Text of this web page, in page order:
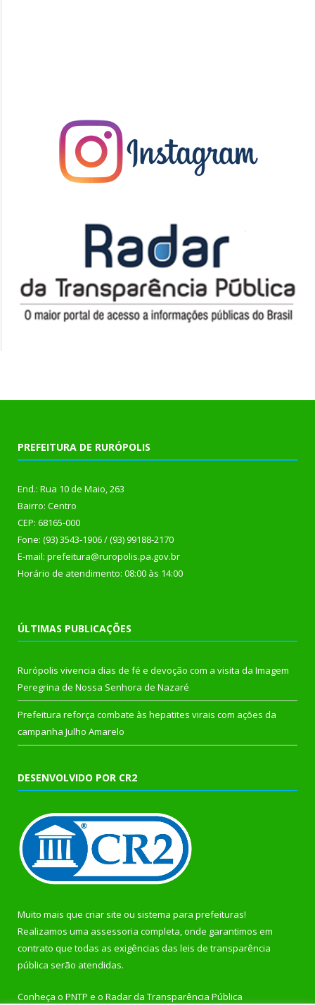
PREFEITURA DE RURÓPOLIS
End.: Rua 10 de Maio, 263
Bairro: Centro
CEP: 68165-000
Fone: (93) 3543-1906 / (93) 99188-2170
E-mail: prefeitura@ruropolis.pa.gov.br
Horário de atendimento: 08:00 às 14:00
ÚLTIMAS PUBLICAÇÕES
Rurópolis vivencia dias de fé e devoção com a visita da Imagem
Peregrina de Nossa Senhora de Nazaré
Prefeitura reforça combate às hepatites virais com ações da
campanha Julho Amarelo
DESENVOLVIDO POR CR2
Muito mais que criar site ou sistema para prefeituras!
Realizamos uma assessoria completa, onde garantimos em
contrato que todas as exigências das leis de transparência
pública serão atendidas.
Conheça o PNTP e o Radar da Transparência Pública